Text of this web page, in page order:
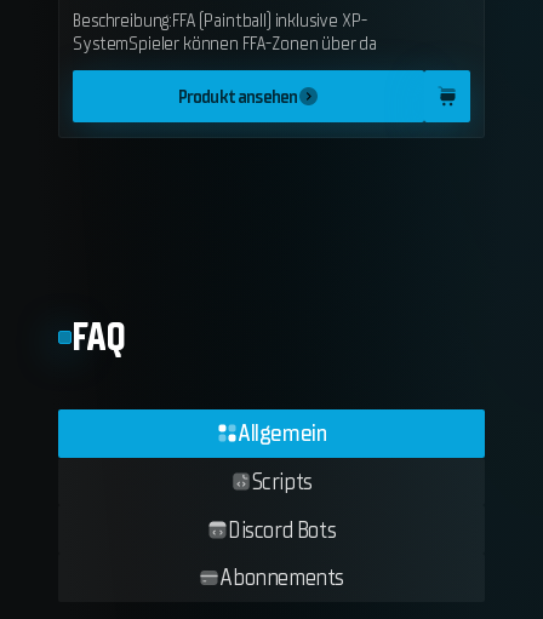
Beschreibung:FFA (Paintball) inklusive XP-
SystemSpieler können FFA-Zonen über da
Produkt ansehen
FAQ
Allgemein
Scripts
Discord Bots
Abonnements